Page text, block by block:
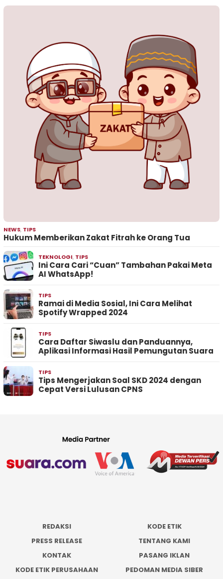
NEWS, TIPS
Hukum Memberikan Zakat Fitrah ke Orang Tua
TEKNOLOGI, TIPS
Ini Cara Cari “Cuan” Tambahan Pakai Meta
AI WhatsApp!
TIPS
Ramai di Media Sosial, Ini Cara Melihat
Spotify Wrapped 2024
TIPS
Cara Daftar Siwaslu dan Panduannya,
Aplikasi Informasi Hasil Pemungutan Suara
TIPS
Tips Mengerjakan Soal SKD 2024 dengan
Cepat Versi Lulusan CPNS
REDAKSI
KODE ETIK
PRESS RELEASE
TENTANG KAMI
KONTAK
PASANG IKLAN
KODE ETIK PERUSAHAAN
PEDOMAN MEDIA SIBER